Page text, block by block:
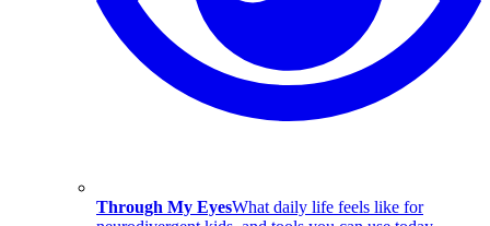
Through My EyesWhat daily life feels like for